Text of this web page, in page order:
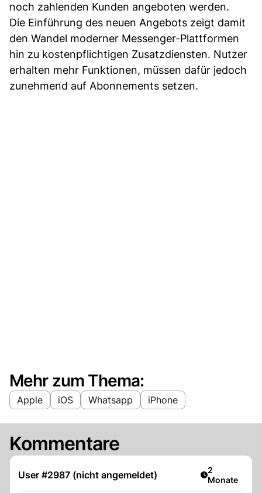
noch zahlenden Kunden angeboten werden.
Die Einführung des neuen Angebots zeigt damit
den Wandel moderner Messenger-Plattformen
hin zu kostenpflichtigen Zusatzdiensten. Nutzer
erhalten mehr Funktionen, müssen dafür jedoch
zunehmend auf Abonnements setzen.
Mehr zum Thema:
Apple iOS Whatsapp iPhone
Kommentare
User #2987 (nicht angemeldet) Artikel
2
Monate